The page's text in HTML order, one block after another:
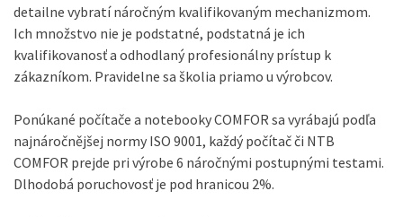
detailne vybratí náročným kvalifikovaným mechanizmom.
Ich množstvo nie je podstatné, podstatná je ich
kvalifikovanosť a odhodlaný profesionálny prístup k
zákazníkom. Pravidelne sa školia priamo u výrobcov.
Ponúkané počítače a notebooky COMFOR sa vyrábajú podľa
najnáročnějšej normy ISO 9001, každý počítač či NTB
COMFOR prejde pri výrobe 6 náročnými postupnými testami.
Dlhodobá poruchovosť je pod hranicou 2%.